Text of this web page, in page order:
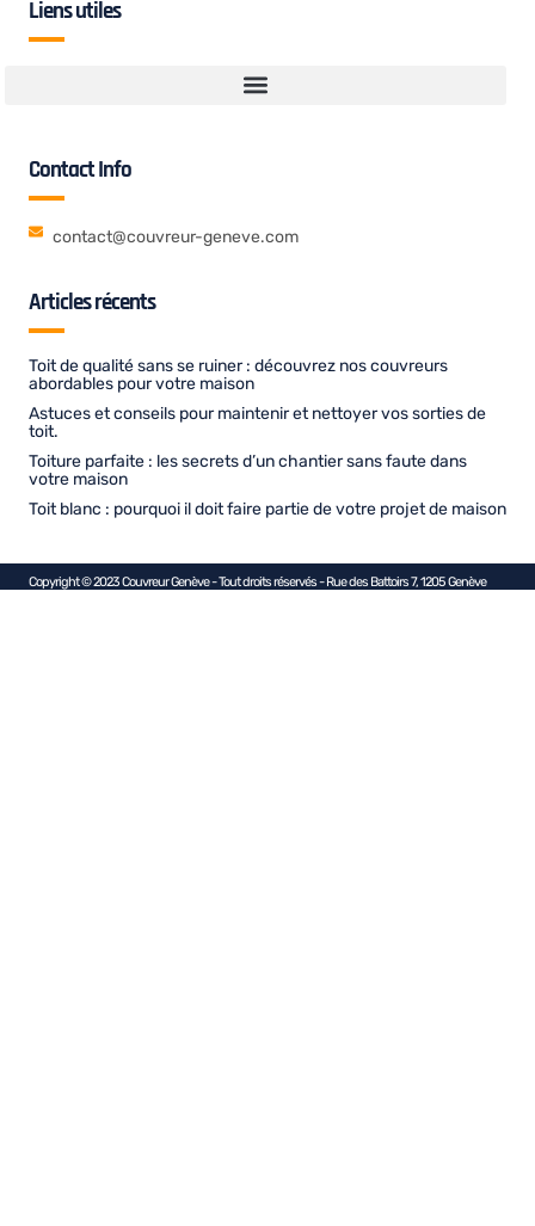
Liens utiles
Contact Info
contact@couvreur-geneve.com
Articles récents
Toit de qualité sans se ruiner : découvrez nos couvreurs
abordables pour votre maison
Astuces et conseils pour maintenir et nettoyer vos sorties de
toit.
Toiture parfaite : les secrets d’un chantier sans faute dans
votre maison
Toit blanc : pourquoi il doit faire partie de votre projet de maison
Copyright © 2023 Couvreur Genève - Tout droits réservés - Rue des Battoirs 7, 1205 Genève